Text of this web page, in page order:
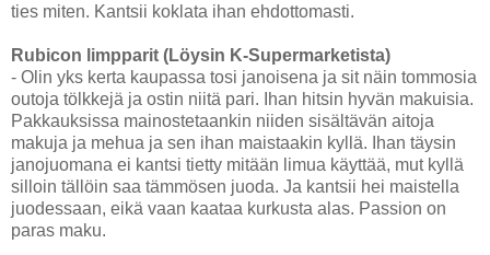
ties miten. Kantsii koklata ihan ehdottomasti.
Rubicon limpparit (Löysin K-Supermarketista)
- Olin yks kerta kaupassa tosi janoisena ja sit näin tommosia
outoja tölkkejä ja ostin niitä pari. Ihan hitsin hyvän makuisia.
Pakkauksissa mainostetaankin niiden sisältävän aitoja
makuja ja mehua ja sen ihan maistaakin kyllä. Ihan täysin
janojuomana ei kantsi tietty mitään limua käyttää, mut kyllä
silloin tällöin saa tämmösen juoda. Ja kantsii hei maistella
juodessaan, eikä vaan kaataa kurkusta alas. Passion on
paras maku.